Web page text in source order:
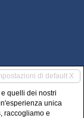
di default X
quelli dei nostri
unica
raccogliamo e